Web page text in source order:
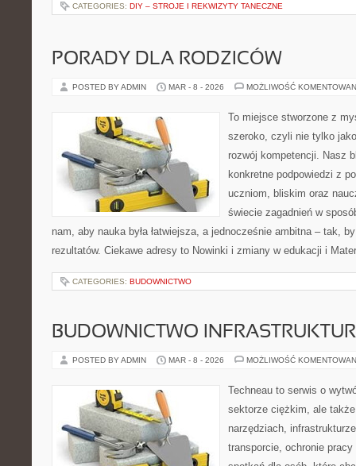
CATEGORIES: DIY – STROJE I REKWIZYTY TANECZNE
PORADY DLA RODZICÓW
POSTED BY ADMIN MAR - 8 - 2026 MOŻLIWOŚĆ
To miejsce stworzone z
szeroko, czyli nie tylko
rozwój kompetencji. Nasz
konkretne podpowiedzi z
uczniom, bliskim oraz
świecie zagadnień w
nam, aby nauka była łatwiejsza, a jednocześnie ambitna – tak, by
rezultatów. Ciekawe adresy to Nowinki i zmiany w edukacji i
CATEGORIES: BUDOWNICTWO
BUDOWNICTWO
POSTED BY ADMIN MAR - 8 - 2026 MOŻLIWOŚĆ
Techneau to serwis o
sektorze ciężkim, ale
narzędziach,
transporcie, ochronie